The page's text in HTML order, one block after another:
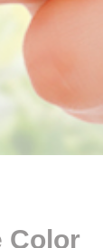
Color